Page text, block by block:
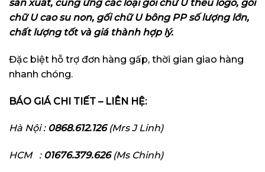
sản xuất, cung ứng các loại gối chữ U thêu logo, gối
chữ U cao su non, gối chữ U bông PP số lượng lớn,
chất lượng tốt và giá thành hợp lý.
Đặc biệt hỗ trợ đơn hàng gấp, thời gian giao hàng
nhanh chóng.
BÁO GIÁ CHI TIẾT – LIÊN HỆ:
Hà Nội : 0868.612.126 (Mrs J Linh)
HCM : 01676.379.626(Ms Chinh)